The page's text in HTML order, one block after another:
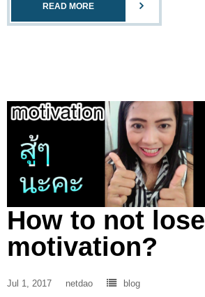
READ MORE
How to not lose
motivation?
Jul 1, 2017 netdao
blog